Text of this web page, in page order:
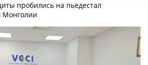
пробились на пьедестал
Монголии